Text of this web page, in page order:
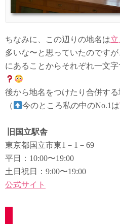
ちなみに、この辺りの地名は立
多いな〜と思っていたのです
にあることからそれぞれ一文字
後から地名をつけたり合併する
（
今のところ私の中のNo.1は
旧国立駅舎
東京都国立市東1－1－69
平日：10:00〜19:00
土日祝日：9:00〜19:00
公式サイト